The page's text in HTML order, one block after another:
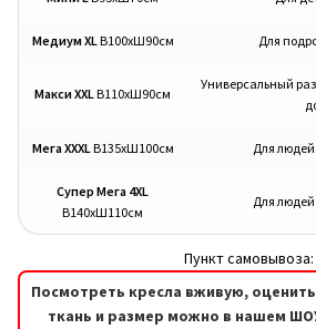
на
товара.
Медиум XLВ100хШ90см Для
Макси XXLВ110хШ90см
Универсальный
Мега XXXLВ135хШ100см Для людей
Супер Мега 4XL
В140хШ110см
Для людей
Пункт самовывоза:
Посмотреть кресла вживую,
ткань и размер можно в нашем